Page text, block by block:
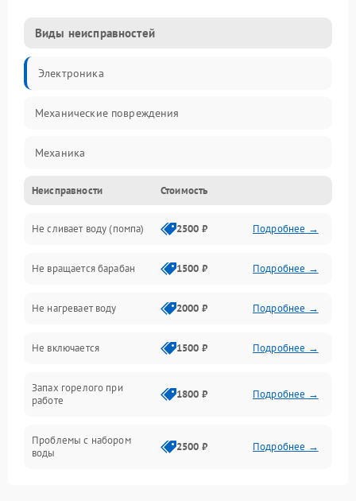
Виды неисправностей
Электроника
Механические повреждения
Механика
Электропитание
Водоснабжение
Слив
Программное обеспечение
Неисправности Стоимость
Не сливает воду (помпа) 2500 ₽ Подробнее →
Не вращается барабан 1500 ₽ Подробнее →
Не нагревает воду 2000 ₽ Подробнее →
Не включается 1500 ₽ Подробнее →
Запах горелого при
работе
1800 ₽ Подробнее →
Проблемы с набором
воды
2500 ₽ Подробнее →